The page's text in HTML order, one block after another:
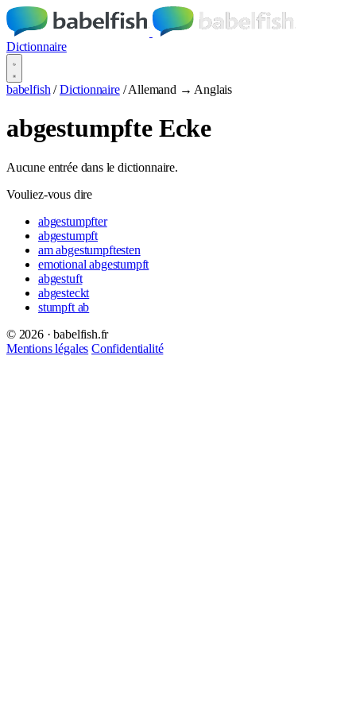
Dictionnaire
babelfish / Dictionnaire / Allemand → Anglais
abgestumpfte Ecke
Aucune entrée dans le dictionnaire.
Vouliez-vous dire
abgestumpfter
abgestumpft
am abgestumpftesten
emotional abgestumpft
abgestuft
abgesteckt
stumpft ab
© 2026 · babelfish.fr
Mentions légales Confidentialité